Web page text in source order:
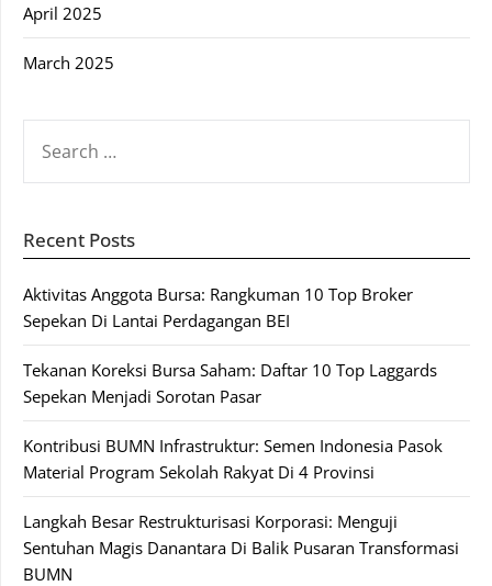
April 2025
March 2025
FOR:
Recent Posts
Aktivitas Anggota Bursa: Rangkuman 10 Top Broker
Sepekan Di Lantai Perdagangan BEI
Tekanan Koreksi Bursa Saham: Daftar 10 Top Laggards
Sepekan Menjadi Sorotan Pasar
Kontribusi BUMN Infrastruktur: Semen Indonesia Pasok
Material Program Sekolah Rakyat Di 4 Provinsi
Langkah Besar Restrukturisasi Korporasi: Menguji
Sentuhan Magis Danantara Di Balik Pusaran Transformasi
BUMN